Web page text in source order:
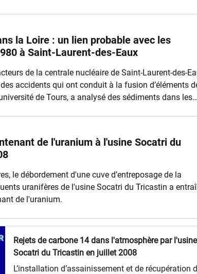
la Loire : un lien probable avec les
à Saint-Laurent-des-Eaux
de la centrale nucléaire de Saint-Laurent-des-
accidents qui ont conduit à la fusion d’éléments
de Tours, a analysé des sédiments dans les
de l'uranium à l'usine Socatri du
le débordement d'une cuve d’entreposage de la
uranifères de l'usine Socatri du Tricastin a
de l'uranium.
Rejets de carbone 14 dans l'atmosphère par l'usine
Socatri du Tricastin en juillet 2008
L’installation d’assainissement et de récupération